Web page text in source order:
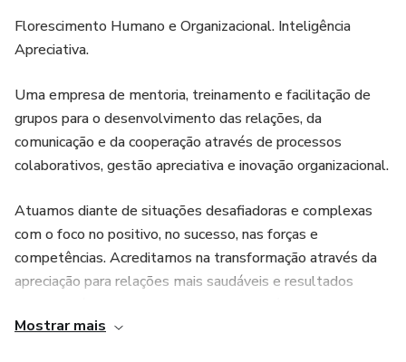
Florescimento Humano e Organizacional. Inteligência
Apreciativa.
Uma empresa de mentoria, treinamento e facilitação de
grupos para o desenvolvimento das relações, da
comunicação e da cooperação através de processos
colaborativos, gestão apreciativa e inovação organizacional.
Atuamos diante de situações desafiadoras e complexas
com o foco no positivo, no sucesso, nas forças e
competências. Acreditamos na transformação através da
apreciação para relações mais saudáveis e resultados
lideranças sábias e negócios prósperos.
Mostrar mais